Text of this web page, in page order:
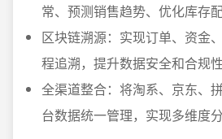
常、预测销售趋势、优化库存配
区块链溯源：实现订单、资金
程追溯，提升数据安全和合规性
全渠道整合：将淘系、京东、
台数据统一管理，实现多维度分